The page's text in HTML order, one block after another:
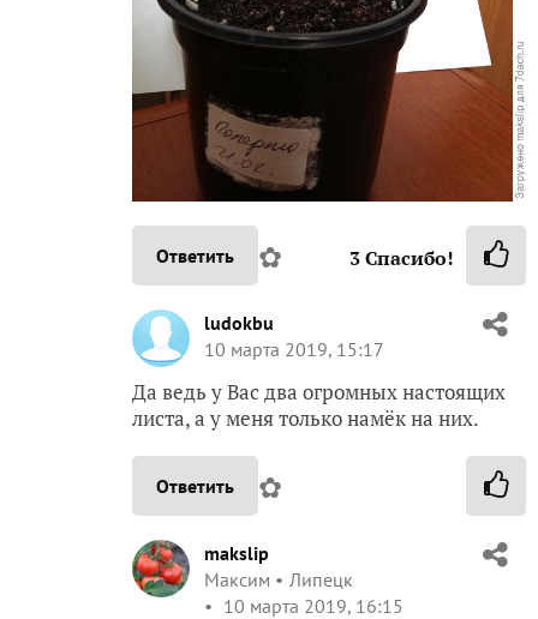
Ответить ✿ 3Спасибо!
ludokbu
10 марта 2019, 15:17
Да ведь у Вас два огромных настоящих
листа, а у меня только намёк на них.
Ответить ✿
makslip
Максим
Липецк
10 марта 2019, 16:15